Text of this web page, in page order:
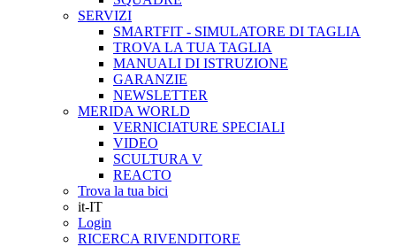
SERVIZI
SMARTFIT - SIMULATORE DI TAGLIA
TROVA LA TUA TAGLIA
MANUALI DI ISTRUZIONE
GARANZIE
NEWSLETTER
MERIDA WORLD
VERNICIATURE SPECIALI
VIDEO
SCULTURA V
REACTO
Trova la tua bici
it-IT
Login
RICERCA RIVENDITORE